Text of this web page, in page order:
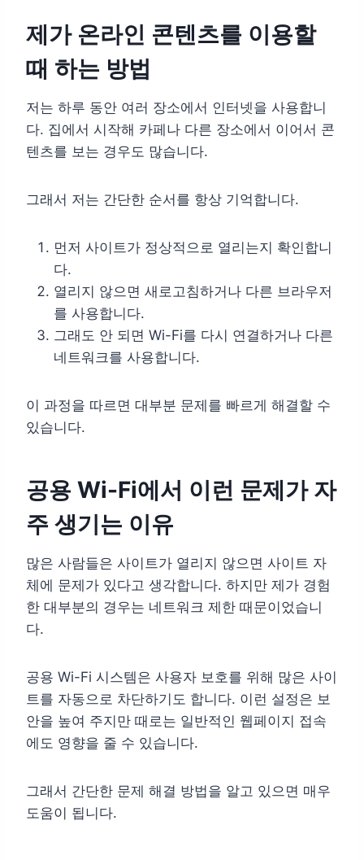
제가 온라인 콘텐츠를 이용할
때 하는 방법
저는 하루 동안 여러 장소에서 인터넷을 사용합니
다. 집에서 시작해 카페나 다른 장소에서 이어서 콘
텐츠를 보는 경우도 많습니다.
그래서 저는 간단한 순서를 항상 기억합니다.
먼저 사이트가 정상적으로 열리는지 확인합니
다.
열리지 않으면 새로고침하거나 다른 브라우저
를 사용합니다.
그래도 안 되면 Wi-Fi를 다시 연결하거나 다른
네트워크를 사용합니다.
이 과정을 따르면 대부분 문제를 빠르게 해결할 수
있습니다.
공용 Wi-Fi에서 이런 문제가 자
주 생기는 이유
많은 사람들은 사이트가 열리지 않으면 사이트 자
체에 문제가 있다고 생각합니다. 하지만 제가 경험
한 대부분의 경우는 네트워크 제한 때문이었습니
다.
공용 Wi-Fi 시스템은 사용자 보호를 위해 많은 사이
트를 자동으로 차단하기도 합니다. 이런 설정은 보
안을 높여 주지만 때로는 일반적인 웹페이지 접속
에도 영향을 줄 수 있습니다.
그래서 간단한 문제 해결 방법을 알고 있으면 매우
도움이 됩니다.